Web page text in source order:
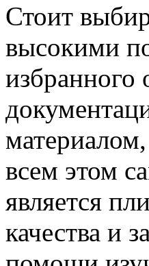
Стоит
высокими
избранного
всем этом
является
качества и